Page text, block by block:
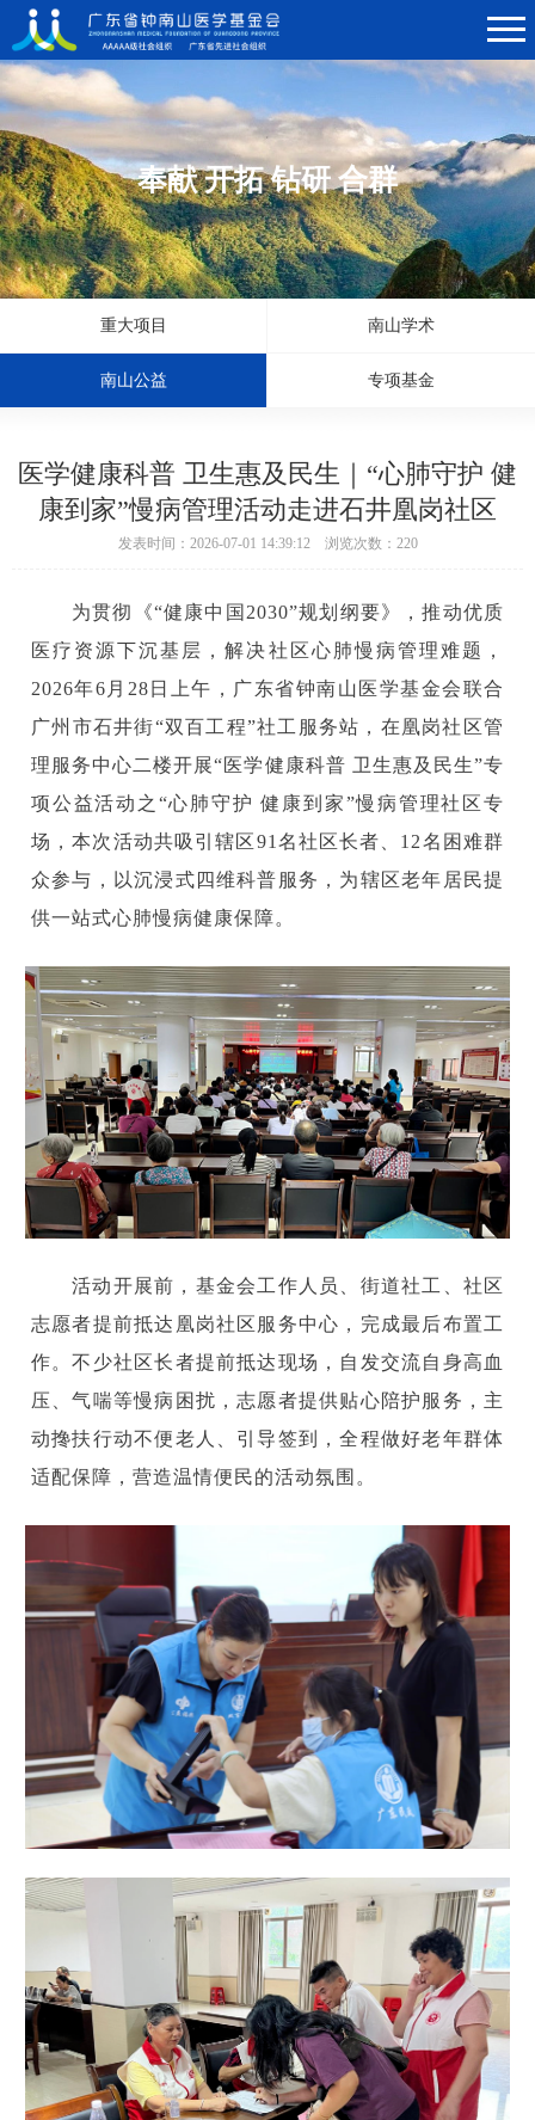
奉献 开拓 钻研 合群
重大项目 南山学术
南山公益 专项基金
医学健康科普 卫生惠及民生｜“心肺守护 健
康到家”慢病管理活动走进石井凰岗社区
发表时间：2026-07-01 14:39:12 浏览次数：220
为贯彻《“健康中国2030”规划纲要》，推动优质
医疗资源下沉基层，解决社区心肺慢病管理难题，
2026年6月28日上午，广东省钟南山医学基金会联合
广州市石井街“双百工程”社工服务站，在凰岗社区管
理服务中心二楼开展“医学健康科普 卫生惠及民生”专
项公益活动之“心肺守护 健康到家”慢病管理社区专
场，本次活动共吸引辖区91名社区长者、12名困难群
众参与，以沉浸式四维科普服务，为辖区老年居民提
供一站式心肺慢病健康保障。
活动开展前，基金会工作人员、街道社工、社区
志愿者提前抵达凰岗社区服务中心，完成最后布置工
作。不少社区长者提前抵达现场，自发交流自身高血
压、气喘等慢病困扰，志愿者提供贴心陪护服务，主
动搀扶行动不便老人、引导签到，全程做好老年群体
适配保障，营造温情便民的活动氛围。